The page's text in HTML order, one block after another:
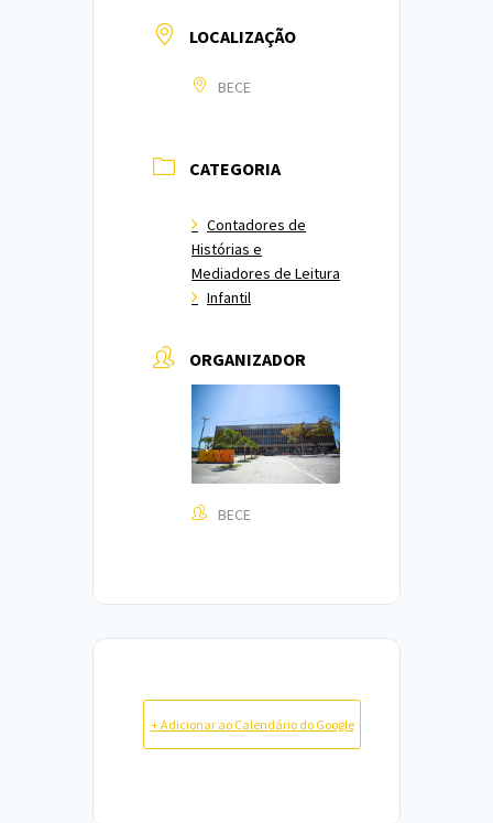
LOCALIZAÇÃO
BECE
CATEGORIA
Contadores de
Histórias e
Mediadores de Leitura
Infantil
ORGANIZADOR
BECE
+ Adicionar ao Calendário do Google